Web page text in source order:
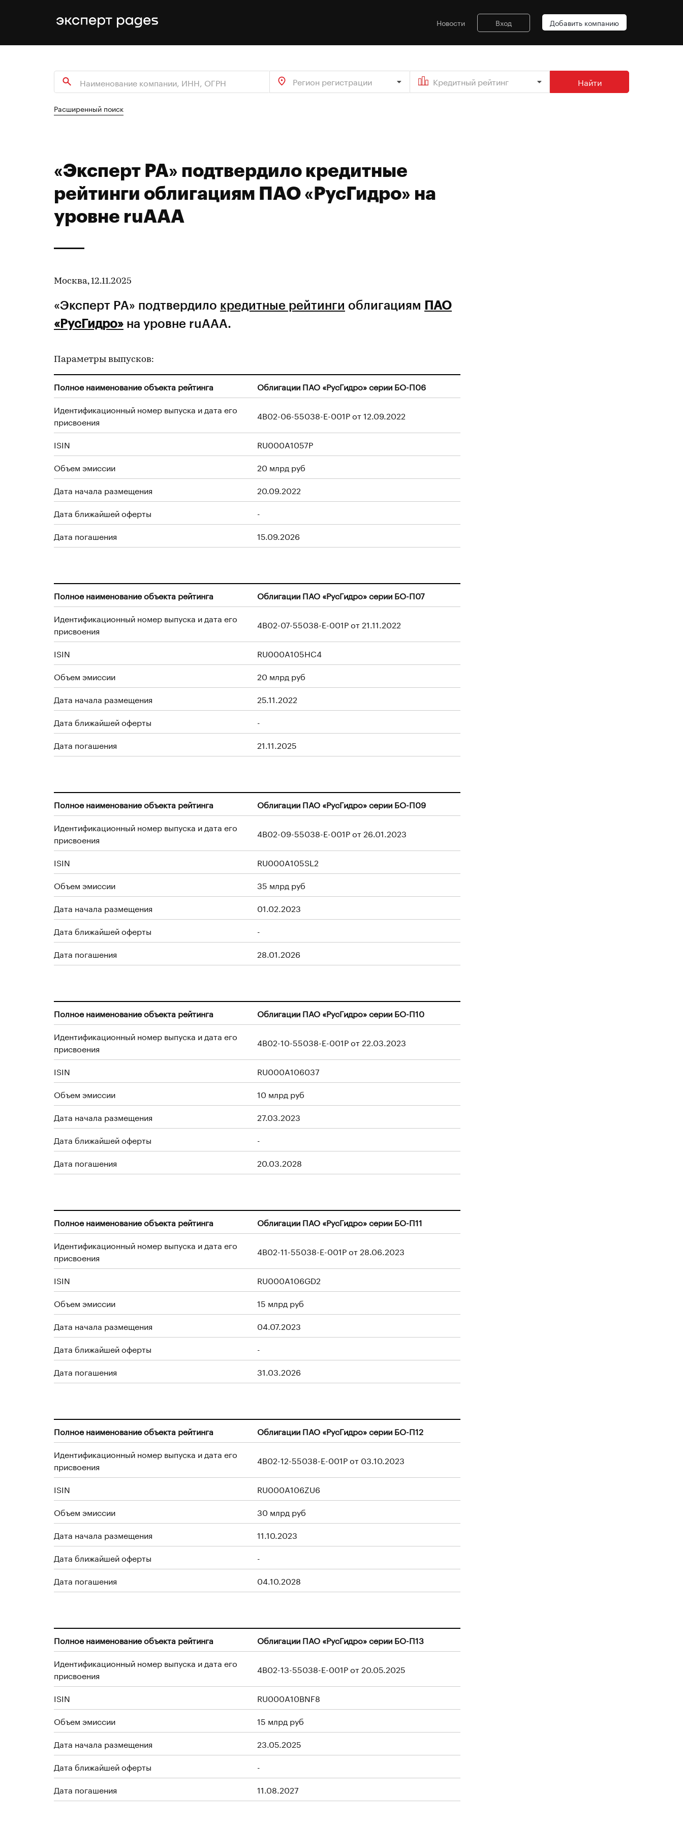
Новости Вход Добавить компанию
Регион регистрации Кредитный рейтинг Найти
Расширенный поиск
«Эксперт РА» подтвердило кредитные
рейтинги облигациям ПАО «РусГидро» на
уровне ruAAA
Москва, 12.11.2025
«Эксперт РА» подтвердило кредитные рейтинги облигациям ПАО
«РусГидро» на уровне ruAAA.
Параметры выпусков:
Полное наименование объекта рейтинга
Облигации ПАО «РусГидро» серии БО-П06
Идентификационный номер выпуска и дата его
присвоения
4B02-06-55038-E-001P от 12.09.2022
ISIN
RU000A1057P
Объем эмиссии
20 млрд руб
Дата начала размещения
20.09.2022
Дата ближайшей оферты
-
Дата погашения
15.09.2026
Полное наименование объекта рейтинга
Облигации ПАО «РусГидро» серии БО-П07
Идентификационный номер выпуска и дата его
присвоения
4B02-07-55038-E-001P от 21.11.2022
ISIN
RU000A105HC4
Объем эмиссии
20 млрд руб
Дата начала размещения
25.11.2022
Дата ближайшей оферты
-
Дата погашения
21.11.2025
Полное наименование объекта рейтинга
Облигации ПАО «РусГидро» серии БО-П09
Идентификационный номер выпуска и дата его
присвоения
4B02-09-55038-E-001P от 26.01.2023
ISIN
RU000A105SL2
Объем эмиссии
35 млрд руб
Дата начала размещения
01.02.2023
Дата ближайшей оферты
-
Дата погашения
28.01.2026
Полное наименование объекта рейтинга
Облигации ПАО «РусГидро» серии БО-П10
Идентификационный номер выпуска и дата его
присвоения
4B02-10-55038-E-001P от 22.03.2023
ISIN
RU000A106037
Объем эмиссии
10 млрд руб
Дата начала размещения
27.03.2023
Дата ближайшей оферты
-
Дата погашения
20.03.2028
Полное наименование объекта рейтинга
Облигации ПАО «РусГидро» серии БО-П11
Идентификационный номер выпуска и дата его
присвоения
4B02-11-55038-E-001P от 28.06.2023
ISIN
RU000A106GD2
Объем эмиссии
15 млрд руб
Дата начала размещения
04.07.2023
Дата ближайшей оферты
-
Дата погашения
31.03.2026
Полное наименование объекта рейтинга
Облигации ПАО «РусГидро» серии БО-П12
Идентификационный номер выпуска и дата его
присвоения
4B02-12-55038-E-001P от 03.10.2023
ISIN
RU000A106ZU6
Объем эмиссии
30 млрд руб
Дата начала размещения
11.10.2023
Дата ближайшей оферты
-
Дата погашения
04.10.2028
Полное наименование объекта рейтинга
Облигации ПАО «РусГидро» серии БО-П13
Идентификационный номер выпуска и дата его
присвоения
4B02-13-55038-E-001P от 20.05.2025
ISIN
RU000A10BNF8
Объем эмиссии
15 млрд руб
Дата начала размещения
23.05.2025
Дата ближайшей оферты
-
Дата погашения
11.08.2027